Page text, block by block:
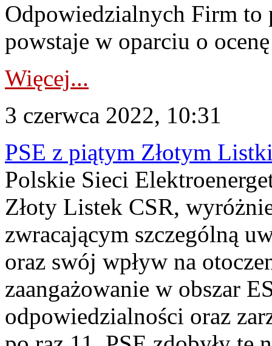
Odpowiedzialnych Firm to
powstaje w oparciu o
Więcej...
3 czerwca 2022, 10:31
PSE z piątym Złotym
Polskie Sieci
Złoty Listek CSR,
zwracającym szczególną
oraz swój wpływ na
zaangażowanie w obszar
odpowiedzialności oraz